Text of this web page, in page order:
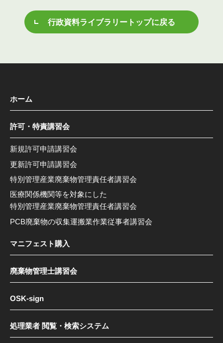
行政資料ライブラリートップに戻る
ホーム
許可・特責講習会
新規許可申請講習会
更新許可申請講習会
特別管理産業廃棄物管理責任者講習会
医療関係機関等を対象にした
特別管理産業廃棄物管理責任者講習会
PCB廃棄物の収集運搬業作業従事者講習会
マニフェスト購入
廃棄物管理士講習会
OSK-sign
処理業者 閲覧・検索システム